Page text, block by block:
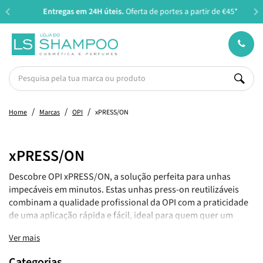
Entregas em 24H úteis.Oferta de portes a partir de €45*
Home Marcas OPI xPRESS/ON
xPRESS/ON
Descobre OPI xPRESS/ON, a solução perfeita para unhas
impecáveis em minutos. Estas unhas press-on reutilizáveis
combinam a qualidade profissional da OPI com a praticidade
de uma aplicação rápida e fácil, ideal para quem quer um
pensado para oferecer conforto, ajuste perfeito e um
acabamento sofisticado que acompanha o teu ritmo.
Ver mais